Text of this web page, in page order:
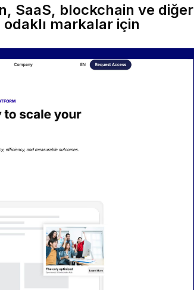
SaaS, blockchain ve diğer
markalar için